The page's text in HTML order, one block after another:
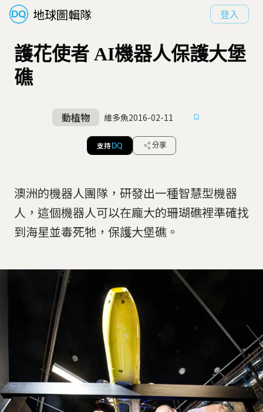
地球圖輯隊 登入
護花使者 AI機器人保護大堡
礁
動植物 維多魚2016-02-11
支持 DQ 分享
澳洲的機器人團隊，研發出一種智慧型機器
人，這個機器人可以在龐大的珊瑚礁裡準確找
到海星並毒死牠，保護大堡礁。